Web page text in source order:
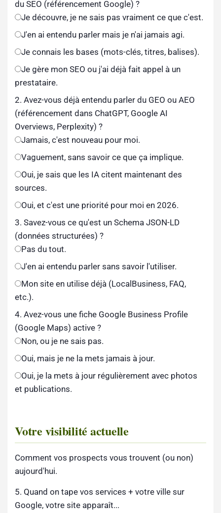
du SEO (référencement Google) ?
Je découvre, je ne sais pas vraiment ce que c'est.
J'en ai entendu parler mais je n'ai jamais agi.
Je connais les bases (mots-clés, titres, balises).
Je gère mon SEO ou j'ai déjà fait appel à un
prestataire.
2. Avez-vous déjà entendu parler du GEO ou AEO
(référencement dans ChatGPT, Google AI
Overviews, Perplexity) ?
Jamais, c'est nouveau pour moi.
Vaguement, sans savoir ce que ça implique.
Oui, je sais que les IA citent maintenant des
sources.
Oui, et c'est une priorité pour moi en 2026.
3. Savez-vous ce qu'est un Schema JSON-LD
(données structurées) ?
Pas du tout.
J'en ai entendu parler sans savoir l'utiliser.
Mon site en utilise déjà (LocalBusiness, FAQ,
etc.).
4. Avez-vous une fiche Google Business Profile
(Google Maps) active ?
Non, ou je ne sais pas.
Oui, mais je ne la mets jamais à jour.
Oui, je la mets à jour régulièrement avec photos
et publications.
Votre visibilité actuelle
Comment vos prospects vous trouvent (ou non)
aujourd'hui.
5. Quand on tape vos services + votre ville sur
Google, votre site apparaît...